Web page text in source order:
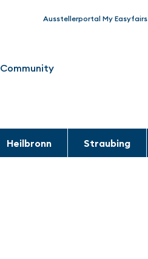
Ausstellerportal My Easyfairs
Community
Heilbronn Straubing